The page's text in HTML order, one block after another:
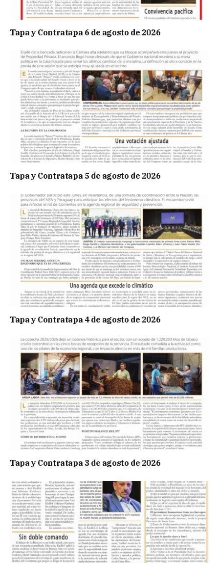
Tapa y Contratapa 6 de agosto de 2026
Tapa y Contratapa 5 de agosto de 2026
Tapa y Contratapa 4 de agosto de 2026
Tapa y Contratapa 3 de agosto de 2026